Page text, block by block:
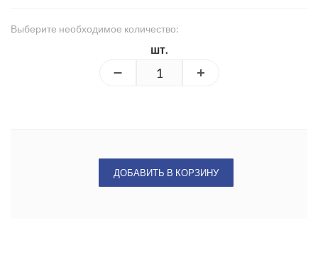
Выберите необходимое количество:
шт.
ДОБАВИТЬ В КОРЗИНУ